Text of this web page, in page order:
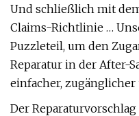
Und schließlich mit
Claims-Richtlinie …
Puzzleteil, um den
Reparatur in der After-
einfacher,
Der Reparaturvorschlag